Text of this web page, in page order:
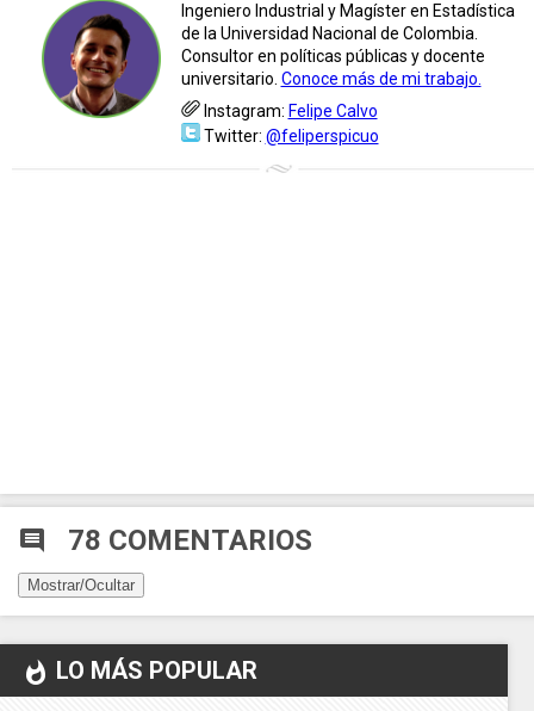
Ingeniero Industrial y Magíster en Estadística
de la Universidad Nacional de Colombia.
Consultor en políticas públicas y docente
universitario. Conoce más de mi trabajo.
Instagram: Felipe Calvo
Twitter: @feliperspicuo
comment 78 COMENTARIOS
Mostrar/Ocultar
whatshot LO MÁS POPULAR